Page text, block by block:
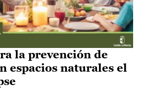
la prevención de
espacios naturales el